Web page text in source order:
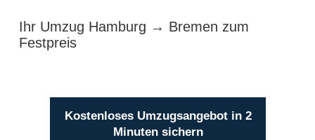
Ihr Umzug Hamburg → Bremen zum
Festpreis
Kostenloses Umzugsangebot in 2
Minuten sichern